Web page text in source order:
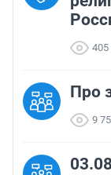
405
Про
9